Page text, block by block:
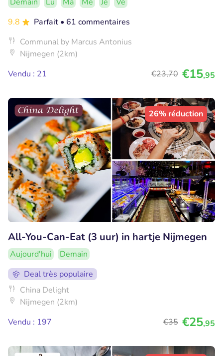
9.8
Parfait • 61 commentaires
Communal by Marcus Antonius
Nijmegen (2km)
Vendu : 21
€23,70 €15,95
26% réduction
All-You-Can-Eat (3 uur) in hartje Nijmegen
Aujourd'hui
Demain
Deal très populaire
China Delight
Nijmegen (2km)
Vendu : 197
€35 €25,95